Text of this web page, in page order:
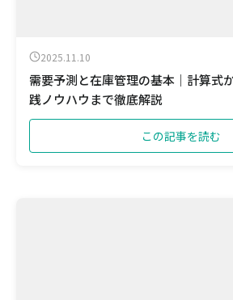
2025.11.10
需要予測と在庫管理の基本｜計算式
践ノウハウまで徹底解説
この記事を読む